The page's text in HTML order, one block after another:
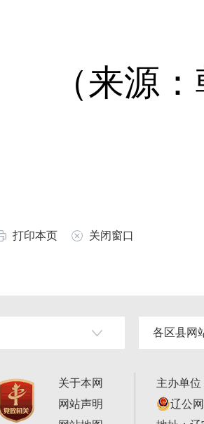
（来源：
打印本页 关闭窗口
各区县网
关于本网
网站声明
主办单
辽公